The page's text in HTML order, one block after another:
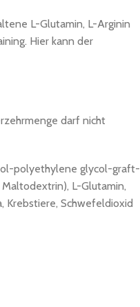
L-Glutamin, L-Arginin
Hier kann der
darf nicht
polyethylene glycol-graft-
L-Glutamin,
Krebstiere, Schwefeldioxid